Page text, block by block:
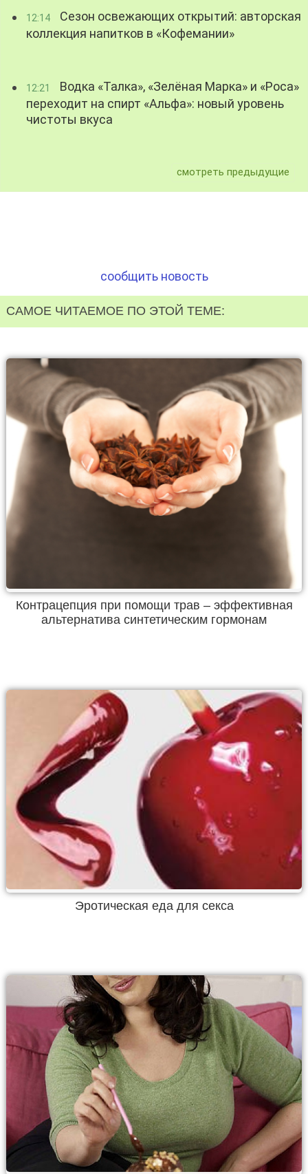
12:14
Сезон освежающих открытий: авторская
коллекция напитков в «Кофемании»
12:21
Водка «Талка», «Зелёная Марка» и «Роса»
переходит на спирт «Альфа»: новый уровень
чистоты вкуса
смотреть предыдущие
сообщить новость
САМОЕ ЧИТАЕМОЕ ПО ЭТОЙ ТЕМЕ:
Контрацепция при помощи трав – эффективная
альтернатива синтетическим гормонам
Эротическая еда для секса